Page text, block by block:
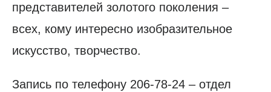
представителей золотого поколения –
всех, кому интересно изобразительное
искусство, творчество.
Запись по телефону 206-78-24 – отдел